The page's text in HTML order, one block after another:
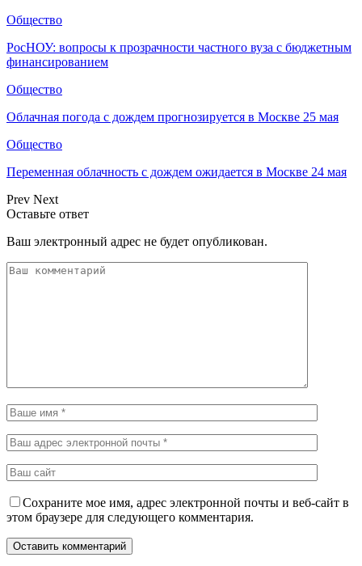
Общество
РосНОУ: вопросы к прозрачности частного вуза с бюджетным
финансированием
Общество
Облачная погода с дождем прогнозируется в Москве 25 мая
Общество
Переменная облачность с дождем ожидается в Москве 24 мая
Prev Next
Оставьте ответ
Ваш электронный адрес не будет опубликован.
Сохраните мое имя, адрес электронной почты и веб-сайт в
этом браузере для следующего комментария.